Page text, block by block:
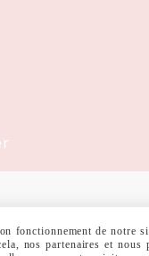
CONDITIONS
fonctionnement de
nos partenaires et